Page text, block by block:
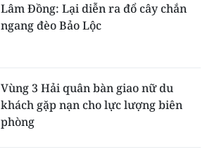
Lâm Đồng: Lại diễn ra đổ cây chắn
ngang đèo Bảo Lộc
Vùng 3 Hải quân bàn giao nữ du
khách gặp nạn cho lực lượng biên
phòng